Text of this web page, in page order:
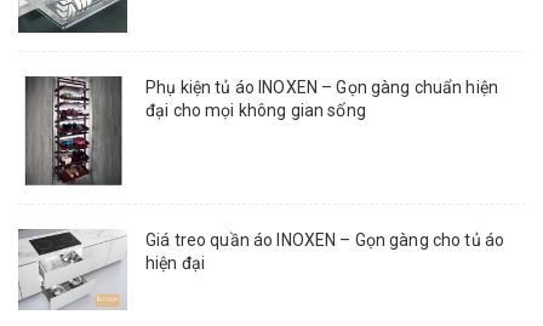
Phụ kiện tủ áo INOXEN – Gọn gàng chuẩn hiện
đại cho mọi không gian sống
Giá treo quần áo INOXEN – Gọn gàng cho tủ áo
hiện đại